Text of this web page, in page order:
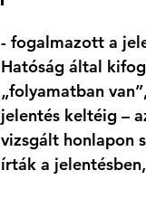
- fogalmazott a
Hatóság által
„folyamatban
jelentés keltéig –
vizsgált honlapon
írták a